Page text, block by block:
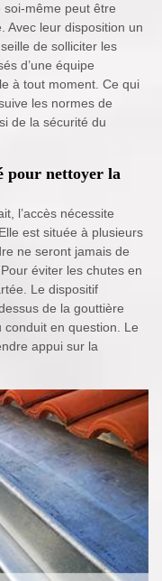
même peut être
Avec leur disposition un
de solliciter les
d’une équipe
à tout moment. Ce qui
les normes de
de la sécurité du
pour nettoyer la
l’accès nécessite
est située à plusieurs
ne seront jamais de
éviter les chutes en
Le dispositif
de la gouttière
conduit en question. Le
appui sur la